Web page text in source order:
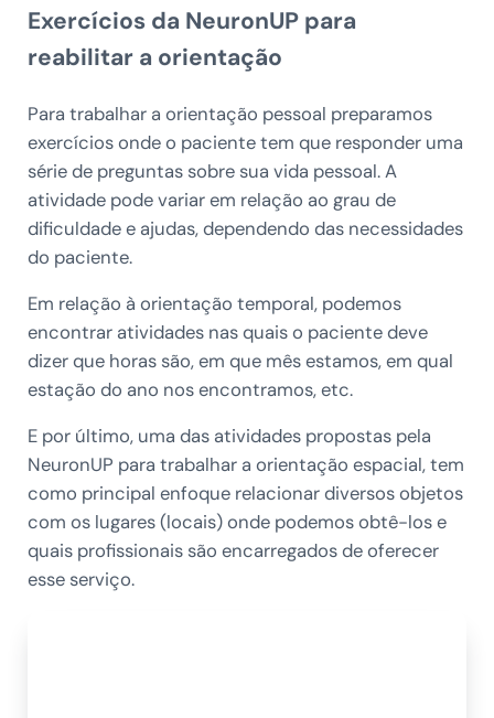
Exercícios da NeuronUP para
reabilitar a orientação
Para trabalhar a orientação pessoal preparamos
exercícios onde o paciente tem que responder uma
série de preguntas sobre sua vida pessoal. A
atividade pode variar em relação ao grau de
dificuldade e ajudas, dependendo das necessidades
do paciente.
Em relação à orientação temporal, podemos
encontrar atividades nas quais o paciente deve
dizer que horas são, em que mês estamos, em qual
estação do ano nos encontramos, etc.
E por último, uma das atividades propostas pela
NeuronUP para trabalhar a orientação espacial, tem
como principal enfoque relacionar diversos objetos
com os lugares (locais) onde podemos obtê-los e
quais profissionais são encarregados de oferecer
esse serviço.